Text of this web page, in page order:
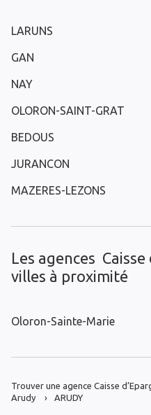
LARUNS
GAN
NAY
OLORON-SAINT-GRAT
BEDOUS
JURANCON
MAZERES-LEZONS
Les agences Caisse
villes à proximité
Oloron-Sainte-Marie
Trouver une agence Caisse
Arudy
ARUDY